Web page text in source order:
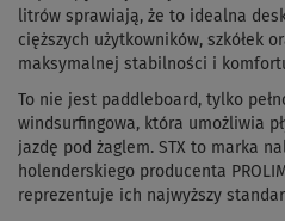
litrów sprawiają, że to idealna
cięższych użytkowników, szkółek
maksymalnej stabilności i
To nie jest paddleboard, tylko
windsurfingowa, która umożliwia
jazdę pod żaglem. STX to marka
holenderskiego producenta
reprezentuje ich najwyższy